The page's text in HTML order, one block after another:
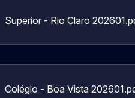
Superior - Rio Claro
Colégio - Boa Vista